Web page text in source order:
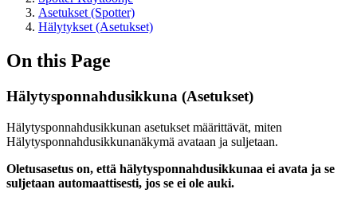
Asetukset (Spotter)
Hälytykset (Asetukset)
On this Page
Hälytysponnahdusikkuna (Asetukset)
Hälytysponnahdusikkunan asetukset määrittävät, miten
Hälytysponnahdusikkunanäkymä avataan ja suljetaan.
Oletusasetus on, että hälytysponnahdusikkunaa ei avata ja se
suljetaan automaattisesti, jos se ei ole auki.